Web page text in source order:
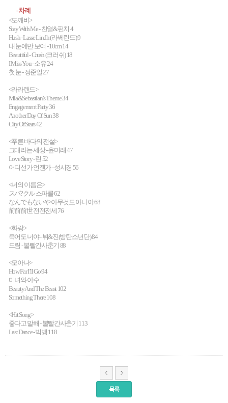
-차례
<도깨비>
Stay With Me -찬열&펀치 4
Hush - Lasse Lindh (라쎄린드) 9
내 눈에만 보여 - 10cm 14
Beautiful - Crush (크러쉬) 18
I Miss You -소유24
첫 눈-정준일27
<라라랜드>
Mia&Sebastian’s Theme 34
Engagement Party 36
Another Day Of Sun 38
City Of Stars 42
<푸른 바다의 전설>
그대라는 세상-윤미래47
Love Story -린 52
어디선가 언젠가-성시경 56
<너의 이름은>
スパ?クル스파클62
なんでもないや아무것도 아니야68
前前前世전전전세 76
<화랑>
죽어도 너야-뷔&진(방탄소년단) 84
드림 -볼빨간사춘기 88
<모아나>
How Far I’ll Go 94
미녀와 야수
Beauty And The Beast 102
Something There 108
<Hit Song>
좋다고 말해-볼빨간사춘기 113
Last Dance -빅뱅 118
목록